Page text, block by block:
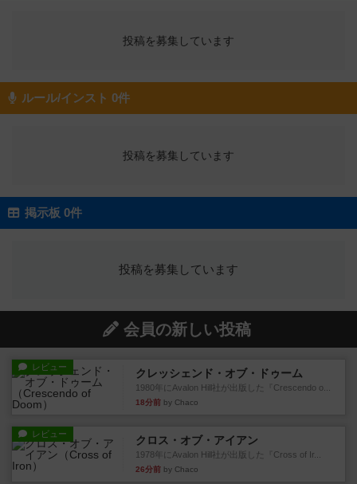
投稿を募集しています
ルール/インスト 0件
投稿を募集しています
掲示板 0件
投稿を募集しています
会員の新しい投稿
レビュー クレッシェンド・オブ・ドゥーム
1980年にAvalon Hill社が出版した『Crescendo o...
18分前 by Chaco
レビュー クロス・オブ・アイアン
1978年にAvalon Hill社が出版した『Cross of Ir...
26分前 by Chaco